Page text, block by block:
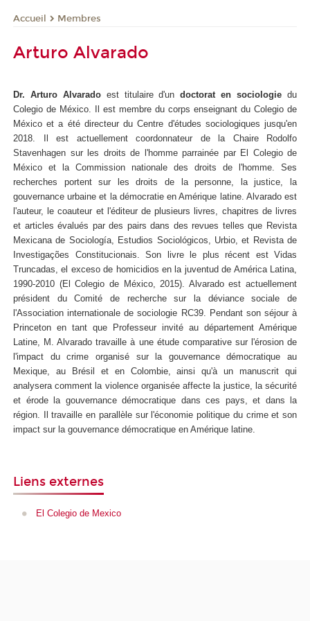
Accueil Membres
Arturo Alvarado
Dr. Arturo Alvaradoest titulaire d'un doctorat en sociologie du
Colegio de México. Il est membre du corps enseignant du Colegio de
México et a été directeur du Centre d'études sociologiques jusqu'en
2018. Il est actuellement coordonnateur de la Chaire Rodolfo
Stavenhagen sur les droits de l'homme parrainée par El Colegio de
México et la Commission nationale des droits de l'homme. Ses
recherches portent sur les droits de la personne, la justice, la
gouvernance urbaine et la démocratie en Amérique latine. Alvarado est
l'auteur, le coauteur et l'éditeur de plusieurs livres, chapitres de livres
et articles évalués par des pairs dans des revues telles que Revista
Mexicana de Sociología, Estudios Sociológicos, Urbio, et Revista de
Investigações Constitucionais. Son livre le plus récent est Vidas
Truncadas, el exceso de homicidios en la juventud de América Latina,
1990-2010 (El Colegio de México, 2015). Alvarado est actuellement
président du Comité de recherche sur la déviance sociale de
l'Association internationale de sociologie RC39. Pendant son séjour à
Princeton en tant que Professeur invité au département Amérique
Latine, M. Alvarado travaille à une étude comparative sur l'érosion de
l'impact du crime organisé sur la gouvernance démocratique au
Mexique, au Brésil et en Colombie, ainsi qu'à un manuscrit qui
analysera comment la violence organisée affecte la justice, la sécurité
et érode la gouvernance démocratique dans ces pays, et dans la
région. Il travaille en parallèle sur l'économie politique du crime et son
impact sur la gouvernance démocratique en Amérique latine.
Liens externes
El Colegio de Mexico